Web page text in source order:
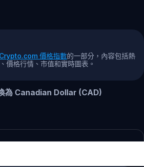
Crypto.com 價格指數的一部分，內容包括熱
價格行情、市值和實時圖表。
為 Canadian Dollar (CAD)